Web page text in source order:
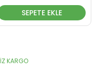
SEPETE EKLE